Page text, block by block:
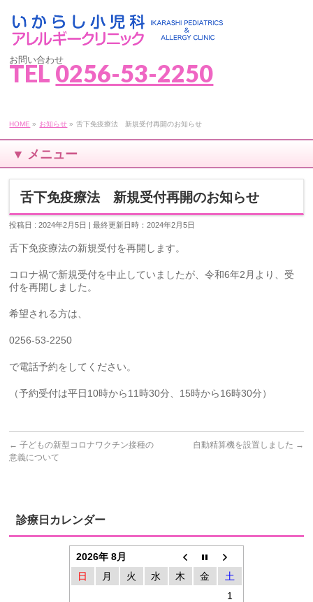
お問い合わせ
TEL0256-53-2250
HOME » お知らせ » 舌下免疫療法 新規受付再開のお知らせ
▼ メニュー
舌下免疫療法 新規受付再開のお知らせ
投稿日 : 2024年2月5日 | 最終更新日時：2024年2月5日
舌下免疫療法の新規受付を再開します。
コロナ禍で新規受付を中止していましたが、令和6年2月より、受
付を再開しました。
希望される方は、
0256-53-2250
で電話予約をしてください。
（予約受付は平日10時から11時30分、15時から16時30分）
←子どもの新型コロナワクチン接種の
意義について
自動精算機を設置しました →
診療日カレンダー
2026年 8月
日
月 火 水 木 金
土
1